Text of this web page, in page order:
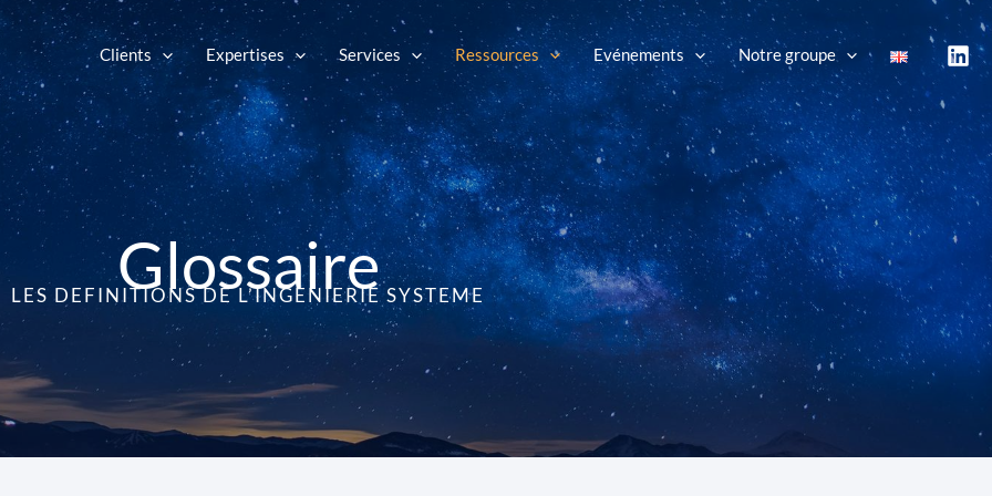
Clients Expertises Services Ressources Evénements Notre groupe
Glossaire
LES DEFINITIONS DE L’INGENIERIE SYSTEME